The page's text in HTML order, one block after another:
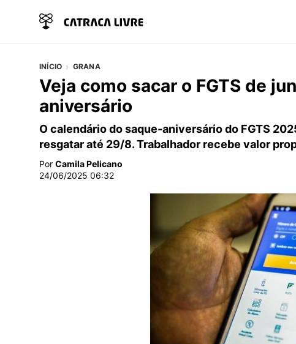
INÍCIO GRANA
Veja como sacar o FGTS de
aniversário
O calendário do saque-aniversário do FGTS
resgatar até 29/8. Trabalhador recebe valor
Por Camila Pelicano
24/06/2025 06:32